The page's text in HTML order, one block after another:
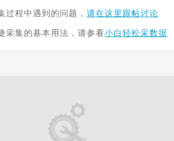
过程中遇到的问题， 请在这里跟帖讨论
采集的基本用法，请参看小白轻松采数据